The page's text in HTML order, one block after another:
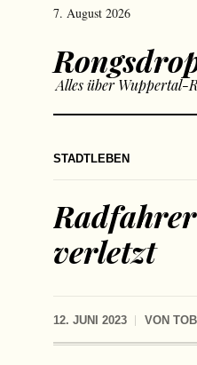
7. August 2026
Alles über Wuppertal-
STADTLEBEN
verletzt
12. JUNI 2023 VON TOBI